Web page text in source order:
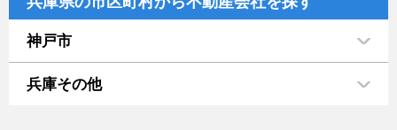
神戸市
兵庫その他